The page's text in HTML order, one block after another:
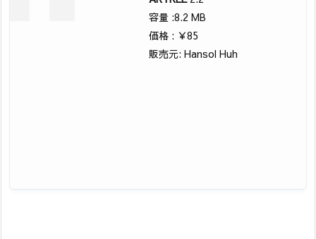
容量 :8.2 MB
価格 : ￥85
販売元: Hansol Huh